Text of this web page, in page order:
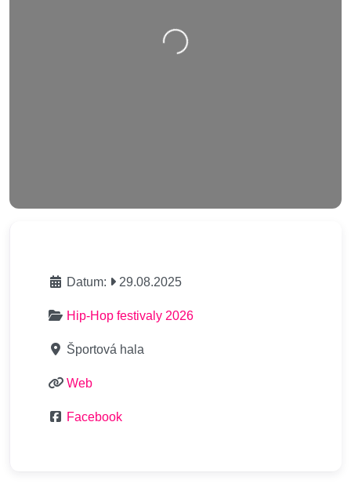
Datum: 29.08.2025
Hip-Hop festivaly 2026
Športová hala
Web
Facebook